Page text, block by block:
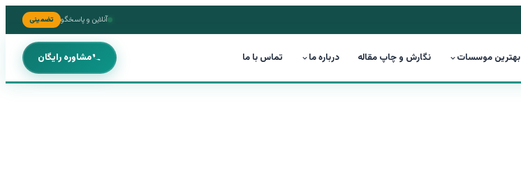
آنلاین و پاسخگو تضمینی
بهترین موسسات نگارش و چاپ مقاله درباره ما تماس با ما مشاوره رایگان